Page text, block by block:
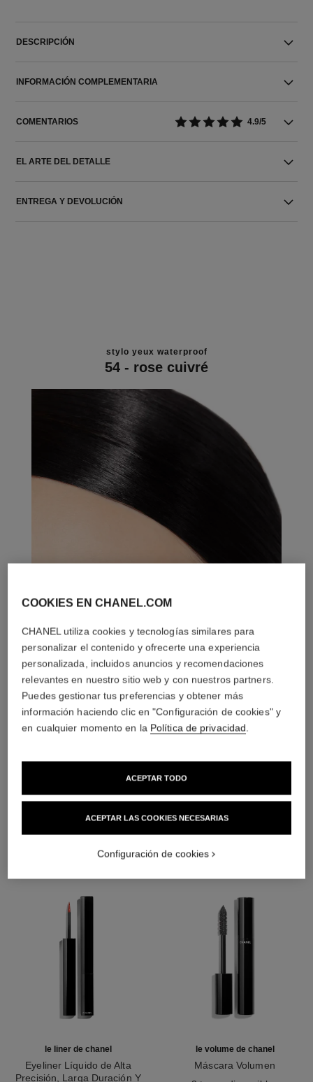
DESCRIPCIÓN
INFORMACIÓN COMPLEMENTARIA
COMENTARIOS 4.9/5
EL ARTE DEL DETALLE
ENTREGA Y DEVOLUCIÓN
stylo yeux waterproof
54 - rose cuivré
LA COMBINACIÓN PERFECTA
le liner de chanel
Eyeliner Líquido de Alta
Precisión, Larga Duración Y
le volume de chanel
Máscara Volumen
COOKIES EN CHANEL.COM
CHANEL utiliza cookies y tecnologías similares para
personalizar el contenido y ofrecerte una experiencia
personalizada, incluidos anuncios y recomendaciones
relevantes en nuestro sitio web y con nuestros partners.
Puedes gestionar tus preferencias y obtener más
información haciendo clic en "Configuración de cookies" y
en cualquier momento en la Política de privacidad.
ACEPTAR LAS COOKIES NECESARIAS
ACEPTAR TODO
Configuración de cookies